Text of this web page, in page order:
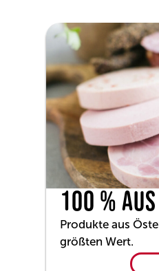
100 %
Produkte aus
größten Wert.